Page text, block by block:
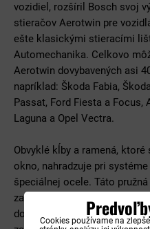
vozidiel, rozšíril Bosch svoj
stieračov Aerotwin pre
ešte klasickými stieracími
Automechanika. Celkovo
Aerotwin dovybavených asi
napríklad: Škoda Fabia,
Passat, Ford Fiesta a Focus,
Laguna a Opel Vectra.
Obvyklé kĺby a ramená,
okno, nahradzuje pri
špeciálnej ocele. Táto
zaobleniu čelného skla
dovybavovacie sady teraz
Cookies používame na